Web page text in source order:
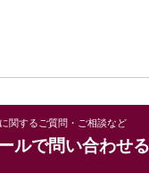
関するご質問・ご相談など
ルで問い合わせる